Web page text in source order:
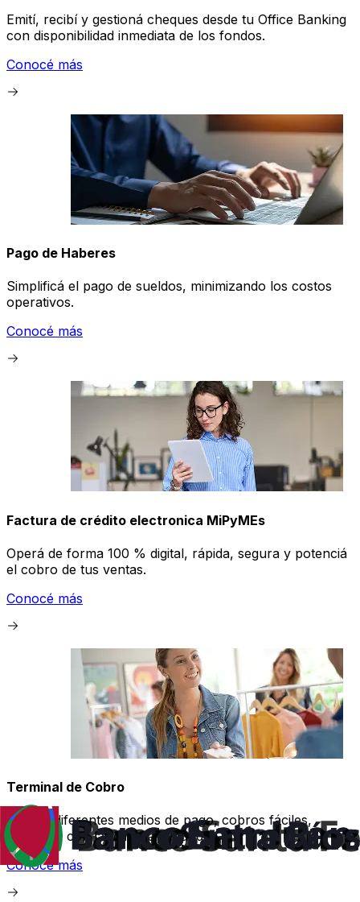
Emití, recibí y gestioná cheques desde tu Office Banking
con disponibilidad inmediata de los fondos.
Conocé más
Pago de Haberes
Simplificá el pago de sueldos, minimizando los costos
operativos.
Conocé más
Factura de crédito electronica MiPyMEs
Operá de forma 100 % digital, rápida, segura y potenciá
el cobro de tus ventas.
Conocé más
Terminal de Cobro
Aceptá diferentes medios de pago, cobros fáciles,
rápidos y con la máxima seguridad.
Conocé más